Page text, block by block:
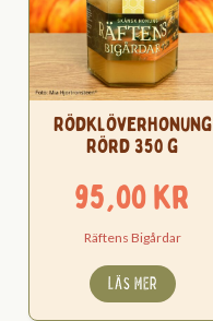
Rödklöverhonung
Rörd 350 g
95,00kr
Räftens Bigårdar
LÄS MER